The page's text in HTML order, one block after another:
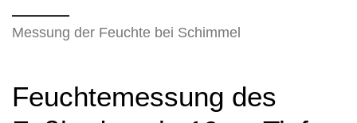
Messung der Feuchte bei Schimmel
Feuchtemessung des